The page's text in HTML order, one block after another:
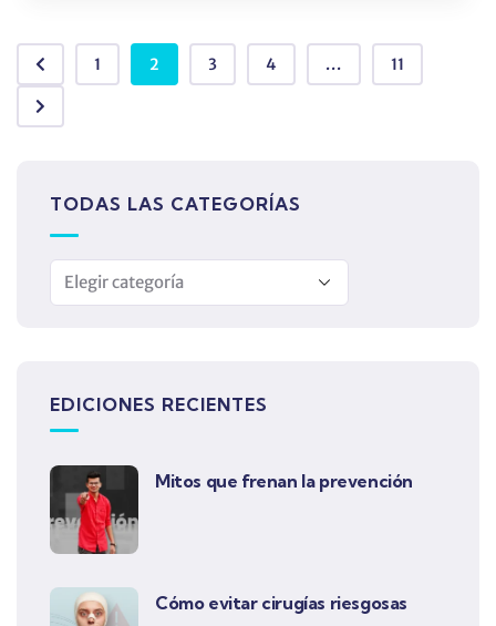
1 2 3 4 ... 11
TODAS LAS CATEGORÍAS
EDICIONES RECIENTES
Mitos que frenan la prevención
Cómo evitar cirugías riesgosas